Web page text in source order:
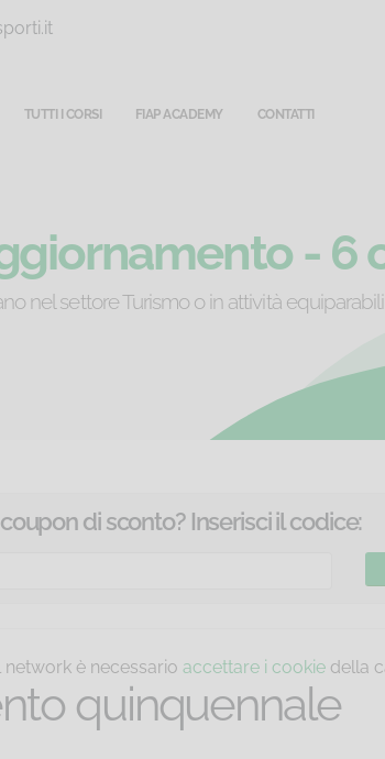
TUTTI I CORSI FIAP ACADEMY CONTATTI
- 6
nel settore Turismo o in attività equiparabili
di sconto? Inserisci il codice:
è necessario accettare i cookie della
quinquennale